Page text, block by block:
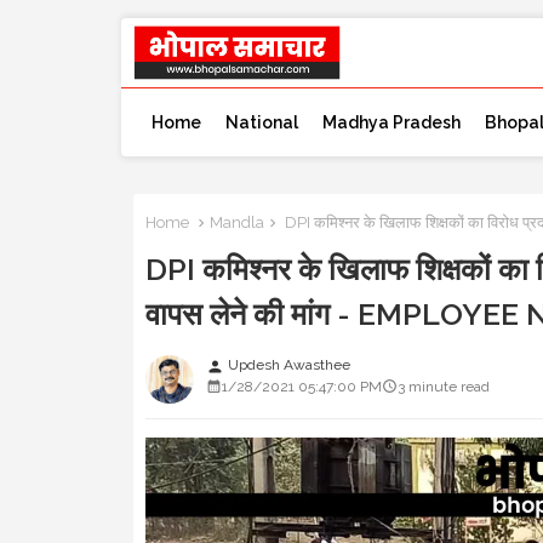
Home National Madhya Pradesh Bhopal
Home Mandla DPI कमिश्नर के खिलाफ शिक्षकों का विरोध
DPI कमिश्नर के खिलाफ शिक्षकों का
वापस लेने की मांग - EMPLOYEE
person Updesh Awasthee
1/28/2021 05:47:00 PM
3 minute read